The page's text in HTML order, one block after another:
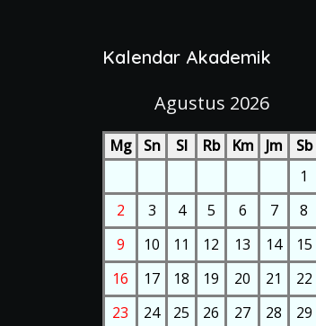
Kalendar Akademik
Agustus 2026
Mg Sn Sl Rb Km Jm
Sb
1
2
3 4 5 6 7
8
9
10 11 12 13 14
15
16
17 18 19 20 21
22
23
24 25 26 27 28 29